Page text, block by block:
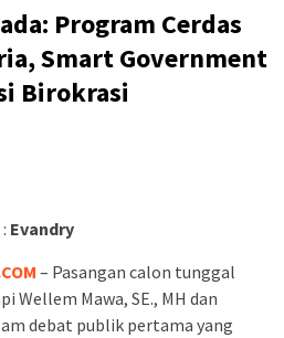
Program Cerdas
Smart Government
Birokrasi
Evandry
– Pasangan calon tunggal
Wellem Mawa, SE., MH dan
debat publik pertama yang